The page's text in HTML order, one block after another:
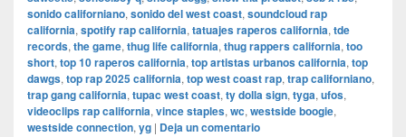
sonido californiano, sonido del west coast, soundcloud rap
california, spotify rap california, tatuajes raperos california, tde
records, the game, thug life california, thug rappers california, too
short, top 10 raperos california, top artistas urbanos california, top
dawgs, top rap 2025 california, top west coast rap, trap californiano,
trap gang california, tupac west coast, ty dolla sign, tyga, ufos,
videoclips rap california, vince staples, wc, westside boogie,
westside connection, yg | Deja un comentario